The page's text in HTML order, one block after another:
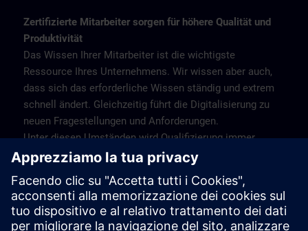
Zertifizierte Mitarbeiter sorgen für höhere Qualität und
Produktivität
Das Wissen Ihrer Mitarbeiter ist die wichtigste
Ressource Ihres Unternehmens. Wir wissen aber auch,
dass sich das erforderliche Wissen ständig und extrem
schnell ändert. Gleichzeitig führt die Digitalisierung zu
neuen Fragestellungen und Anforderungen.
Unter diesen Umständen wird Qualifizierung immer
wichtiger – für Arbeitgeber und Arbeitnehmer
bietet daher qualifizierte Schulungen für die gesamte
Palette der industriellen Produkte und Lösungen von
Siemens mit anschließender Zertifizierung zum